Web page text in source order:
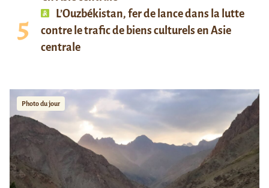
L’Ouzbékistan, fer de lance dans la lutte
contre le trafic de biens culturels en Asie
centrale
Photo du jour